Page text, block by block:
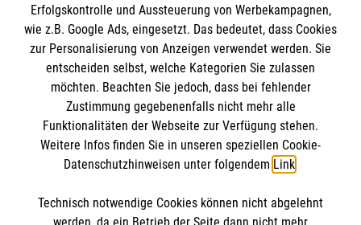
Newsletter abonnieren
Cookies verwalten|AGB|Impressum|Datenschutz
Erfolgskontrolle und Aussteuerung von Werbekampagnen,
wie z.B. Google Ads, eingesetzt. Das bedeutet, dass Cookies
zur Personalisierung von Anzeigen verwendet werden. Sie
entscheiden selbst, welche Kategorien Sie zulassen
möchten. Beachten Sie jedoch, dass bei fehlender
Zustimmung gegebenenfalls nicht mehr alle
Funktionalitäten der Webseite zur Verfügung stehen.
Weitere Infos finden Sie in unseren speziellen Cookie-
Datenschutzhinweisen unter folgendem Link.
Technisch notwendige Cookies können nicht abgelehnt